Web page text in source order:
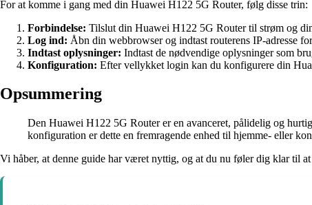
For at komme i gang med din Huawei H122 5G Router, følg disse trin:
Forbindelse: Tilslut din Huawei H122 5G Router til strøm og
Log ind: Åbn din webbrowser og indtast routerens IP-adresse
Indtast oplysninger: Indtast de nødvendige oplysninger som
Konfiguration: Efter vellykket login kan du konfigurere din
Opsummering
Den Huawei H122 5G Router er en avanceret, pålidelig og
konfiguration er dette en fremragende enhed til hjemme- eller
Vi håber, at denne guide har været nyttig, og at du nu føler dig klar til